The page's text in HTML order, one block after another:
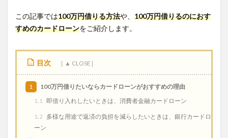
この記事では100万円借りる方法や、 100万円借りるのにおす
すめのカードローンをご紹介します。
目次
1
100万円借りたいならカードローンがおすすめの理由
1.1 即借り入れしたいときは、消費者金融カードローン
1.2 多様な用途で返済の負担を減らしたいときは、銀行カードロ
ーン